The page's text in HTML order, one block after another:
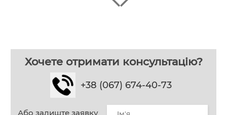
Хочете отримати консультацію?
+38 (067) 674-40-73
Або залиште заявку